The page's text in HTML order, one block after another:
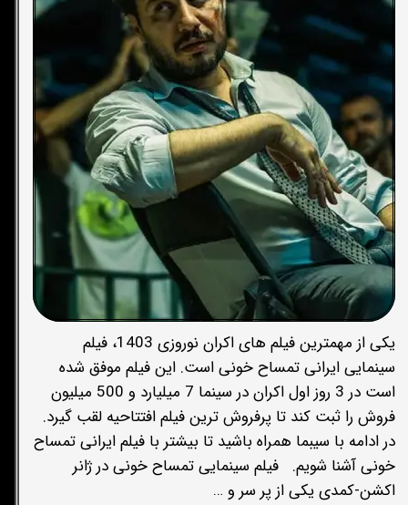
یکی از مهمترین فیلم های اکران نوروزی 1403، فیلم
سینمایی ایرانی تمساح خونی است. این فیلم موفق شده
است در 3 روز اول اکران در سینما 7 میلیارد و 500 میلیون
فروش را ثبت کند تا پرفروش ترین فیلم افتتاحیه لقب گیرد.
در ادامه با سیبما همراه باشید تا بیشتر با فیلم ایرانی تمساح
خونی آشنا شویم. فیلم سینمایی تمساح خونی در ژانر
اکشن-کمدی یکی از پر سر و …